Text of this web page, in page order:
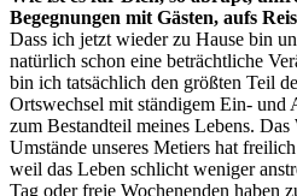
Begegnungen mit Gästen, aufs
Dass ich jetzt wieder zu Hause bin
natürlich schon eine beträchtliche
bin ich tatsächlich den größten Teil
Ortswechsel mit ständigem Ein- und
zum Bestandteil meines Lebens. Das
Umstände unseres Metiers hat
weil das Leben schlicht weniger
Tag oder freie Wochenenden haben